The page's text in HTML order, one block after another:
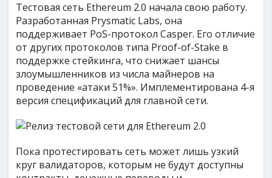
Тестовая сеть Ethereum 2.0 начала свою работу.
Разработанная Prysmatic Labs, она
поддерживает PoS-протокол Casper. Его отличие
от других протоколов типа Proof-of-Stake в
поддержке стейкинга, что снижает шансы
злоумышленников из числа майнеров на
проведение «атаки 51%». Имплементирована 4-я
версия спецификаций для главной сети.
Пока протестировать сеть может лишь узкий
круг валидаторов, которым не будут доступны